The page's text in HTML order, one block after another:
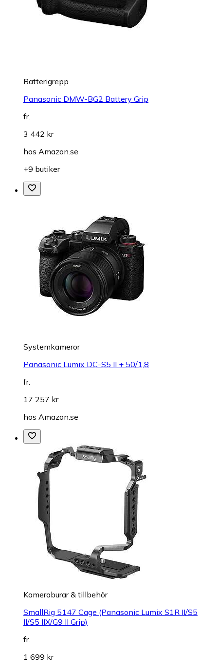
Batterigrepp
Panasonic DMW-BG2 Battery Grip
fr.
3 442 kr
hos Amazon.se
+9 butiker
Systemkameror
Panasonic Lumix DC-S5 II + 50/1,8
fr.
17 257 kr
hos Amazon.se
Kameraburar & tillbehör
SmallRig 5147 Cage (Panasonic Lumix S1R II/S5
II/S5 IIX/G9 II Grip)
fr.
1 699 kr